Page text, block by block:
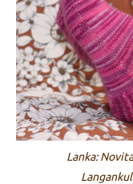
Lanka: